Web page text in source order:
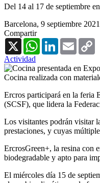
Del 14 al 17 de septiembre
Barcelona, 9 septiembre 2021
Compartir
X
WhatsAppLinkedInEmail
Actividad
Cocina realizada con
Ercros participará en la feria
(SCSF), que lidera la
Los visitantes podrán visitar
prestaciones, y cuyas
ErcrosGreen+, la resina con
biodegradable y apto para
El miércoles día 15 de